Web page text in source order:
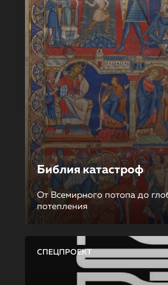
Библия катастроф
От Всемирного потопа до
потепления
СПЕЦПРОЕКТ